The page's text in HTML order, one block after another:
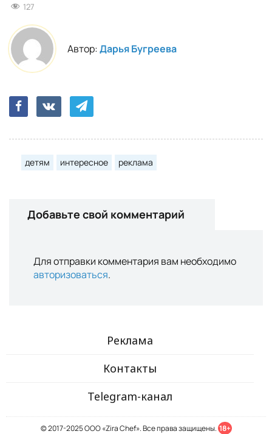
127
Автор:Дарья Бугреева
детям интересное реклама
Добавьте свой комментарий
Для отправки комментария вам необходимо
авторизоваться.
Реклама
Контакты
Telegram-канал
© 2017-2025 ООО «Zira Chef». Все права защищены. 18+